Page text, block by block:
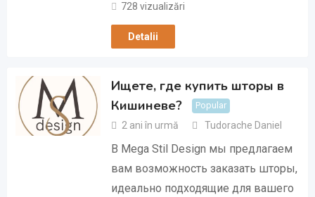
728 vizualizări
Detalii
Ищете, где купить шторы в
Кишиневе?
Popular
2 ani în urmă Tudorache Daniel
В Mega Stil Design мы предлагаем
вам возможность заказать шторы,
идеально подходящие для вашего